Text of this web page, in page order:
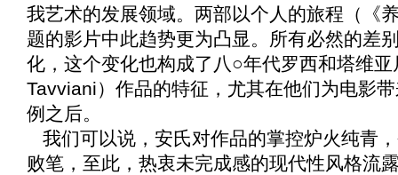
我艺术的发展领域。两部以个人的旅程（《
题的影片中此趋势更为凸显。所有必然的差
化，这个变化也构成了八○年代罗西和塔维
Tavviani）作品的特征，尤其在他们为电影
例之后。
我们可以说，安氏对作品的掌控炉火纯青
败笔，至此，热衷未完成感的现代性风格流